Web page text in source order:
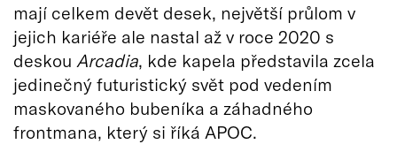
mají celkem devět desek, největší průlom v
jejich kariéře ale nastal až v roce 2020 s
deskou Arcadia, kde kapela představila zcela
jedinečný futuristický svět pod vedením
maskovaného bubeníka a záhadného
frontmana, který si říká APOC.